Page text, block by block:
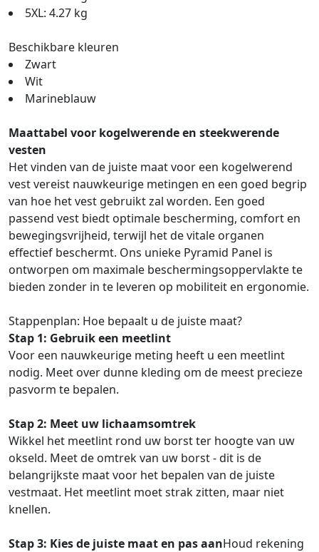
5XL: 4.27 kg
Beschikbare kleuren
Zwart
Wit
Marineblauw
Maattabel voor kogelwerende en steekwerende
vesten
Het vinden van de juiste maat voor een kogelwerend
vest vereist nauwkeurige metingen en een goed begrip
van hoe het vest gebruikt zal worden. Een goed
passend vest biedt optimale bescherming, comfort en
bewegingsvrijheid, terwijl het de vitale organen
effectief beschermt. Ons unieke Pyramid Panel is
ontworpen om maximale beschermingsoppervlakte te
bieden zonder in te leveren op mobiliteit en ergonomie.
Stappenplan: Hoe bepaalt u de juiste maat?
Stap 1: Gebruik een meetlint
Voor een nauwkeurige meting heeft u een meetlint
nodig. Meet over dunne kleding om de meest precieze
pasvorm te bepalen.
Stap 2: Meet uw lichaamsomtrek
Wikkel het meetlint rond uw borst ter hoogte van uw
okseld. Meet de omtrek van uw borst - dit is de
belangrijkste maat voor het bepalen van de juiste
vestmaat. Het meetlint moet strak zitten, maar niet
knellen.
Stap 3: Kies de juiste maat en pas aanHoud rekening